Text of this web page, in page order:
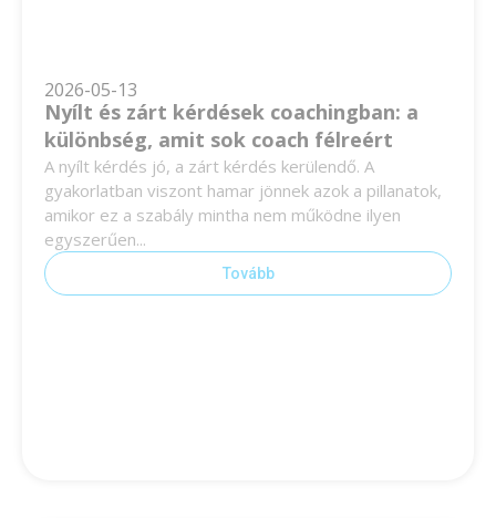
2026-05-13
Nyílt és zárt kérdések coachingban: a
különbség, amit sok coach félreért
A nyílt kérdés jó, a zárt kérdés kerülendő. A
gyakorlatban viszont hamar jönnek azok a pillanatok,
amikor ez a szabály mintha nem működne ilyen
egyszerűen...
Tovább